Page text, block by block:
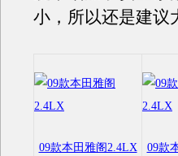
小，所以还是建议
09款本田雅阁2.4LX 09款